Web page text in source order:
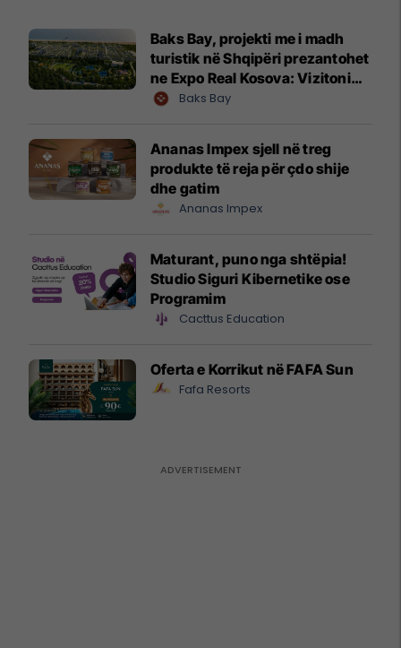
Baks Bay, projekti me i madh
turistik në Shqipëri prezantohet
ne Expo Real Kosova: Vizitoni
shtandin dhe zbuloni
Baks Bay
Ananas Impex sjell në treg
produkte të reja për çdo shije
dhe gatim
Ananas Impex
Maturant, puno nga shtëpia!
Studio Siguri Kibernetike ose
Programim
Cacttus Education
Oferta e Korrikut në FAFA Sun
Fafa Resorts